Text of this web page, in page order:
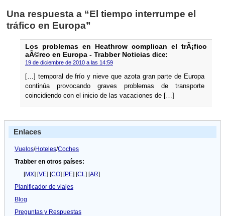
Una respuesta a “El tiempo interrumpe el
tráfico en Europa”
Los problemas en Heathrow complican el trÃ¡fico
aÃ©reo en Europa - Trabber Noticias dice:
19 de diciembre de 2010 a las 14:59
[…] temporal de frí­o y nieve que azota gran parte de Europa
continúa provocando graves problemas de transporte
coincidiendo con el inicio de las vacaciones de […]
Enlaces
Vuelos/Hoteles/Coches
Trabber en otros países:
[MX] [VE] [CO] [PE] [CL] [AR]
Planificador de viajes
Blog
Preguntas y Respuestas